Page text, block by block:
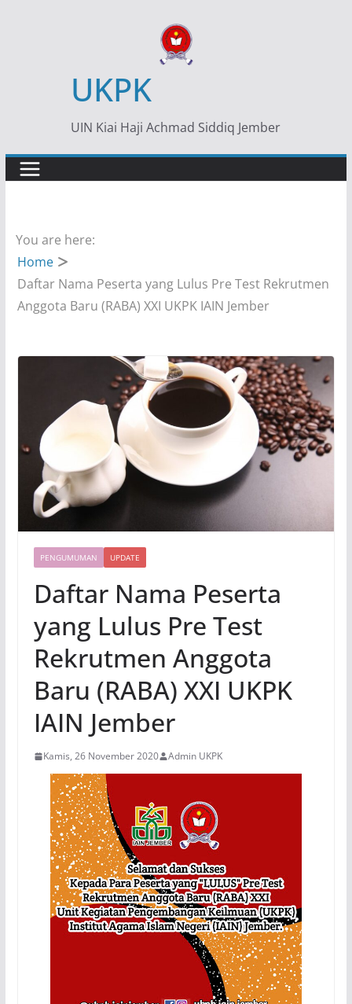
UKPK
UIN Kiai Haji Achmad Siddiq Jember
You are here:
Home
Daftar Nama Peserta yang Lulus Pre Test Rekrutmen
Anggota Baru (RABA) XXI UKPK IAIN Jember
PENGUMUMAN UPDATE
Daftar Nama Peserta
yang Lulus Pre Test
Rekrutmen Anggota
Baru (RABA) XXI UKPK
IAIN Jember
Kamis, 26 November 2020 Admin UKPK